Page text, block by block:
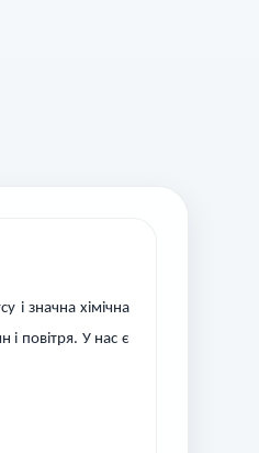
і значна хімічна
і повітря. У нас є